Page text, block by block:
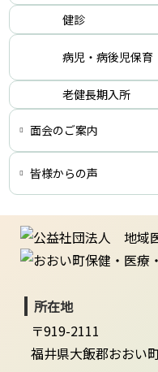
健診
病児・病後児保育
老健長期入所
面会のご案内
皆様からの声
所在地
〒919-2111
福井県大飯郡おおい